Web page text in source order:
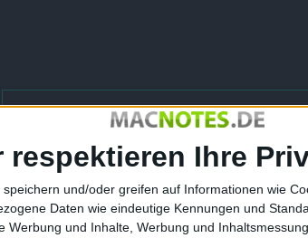
respektieren Ihre
und/oder greifen auf Informationen wie
Daten wie eindeutige Kennungen und
Werbung und Inhalte, Werbung und
Add